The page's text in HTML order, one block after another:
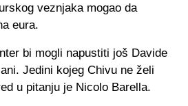
veznjaka mogao da
eura.
bi mogli napustiti još Davide
Jedini kojeg Chivu ne želi
u pitanju je Nicolo Barella.